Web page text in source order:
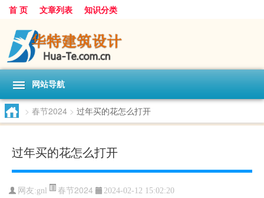
首 页 文章列表 知识分类
网站导航
> 春节2024 > 过年买的花怎么打开
过年买的花怎么打开
网友:gnl 春节2024 2024-02-12 15:02:20